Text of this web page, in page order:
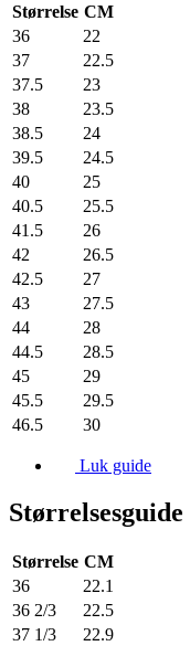
Størrelse CM
36
22
37
22.5
37.5
23
38
23.5
38.5
24
39.5
24.5
40
25
40.5
25.5
41.5
26
42
26.5
42.5
27
43
27.5
44
28
44.5
28.5
45
29
45.5
29.5
46.5
30
Luk guide
Størrelsesguide
Størrelse CM
36
22.1
36 2/3
22.5
37 1/3
22.9